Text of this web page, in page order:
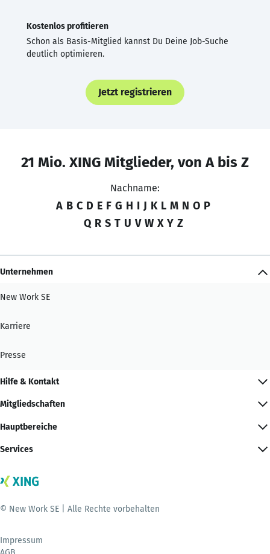
Kostenlos profitieren
Schon als Basis-Mitglied kannst Du Deine Job-Suche
deutlich optimieren.
Jetzt registrieren
21 Mio. XING Mitglieder, von A bis Z
Nachname:
A B C D E F G H I J K L M N O P
Q R S T U V W X Y Z
Unternehmen
New Work SE
Karriere
Presse
Hilfe & Kontakt
Mitgliedschaften
Hauptbereiche
Services
© New Work SE | Alle Rechte vorbehalten
Impressum